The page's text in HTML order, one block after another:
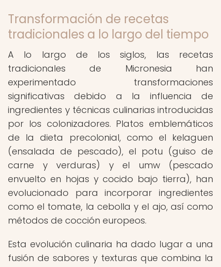
Transformación de recetas
tradicionales a lo largo del tiempo
A lo largo de los siglos, las recetas
tradicionales de Micronesia han
experimentado transformaciones
significativas debido a la influencia de
ingredientes y técnicas culinarias introducidas
por los colonizadores. Platos emblemáticos
de la dieta precolonial, como el kelaguen
(ensalada de pescado), el potu (guiso de
carne y verduras) y el umw (pescado
envuelto en hojas y cocido bajo tierra), han
evolucionado para incorporar ingredientes
como el tomate, la cebolla y el ajo, así como
métodos de cocción europeos.
Esta evolución culinaria ha dado lugar a una
fusión de sabores y texturas que combina la